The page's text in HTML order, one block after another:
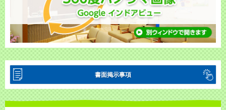
書面掲示事項
当院は療担規則に則り明細書については無償で交付いたします。